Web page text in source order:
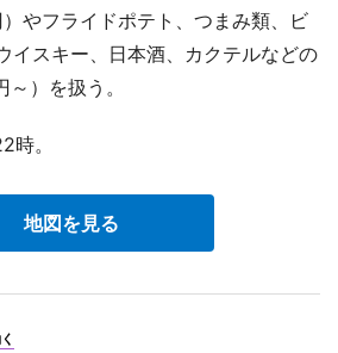
やフライドポテト、つまみ類、ビ
イスキー、日本酒、カクテルなどの
）を扱う。
時。
地図を見る